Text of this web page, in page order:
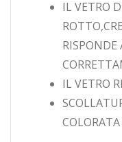
IL VETRO
RISPONDE
IL VETRO